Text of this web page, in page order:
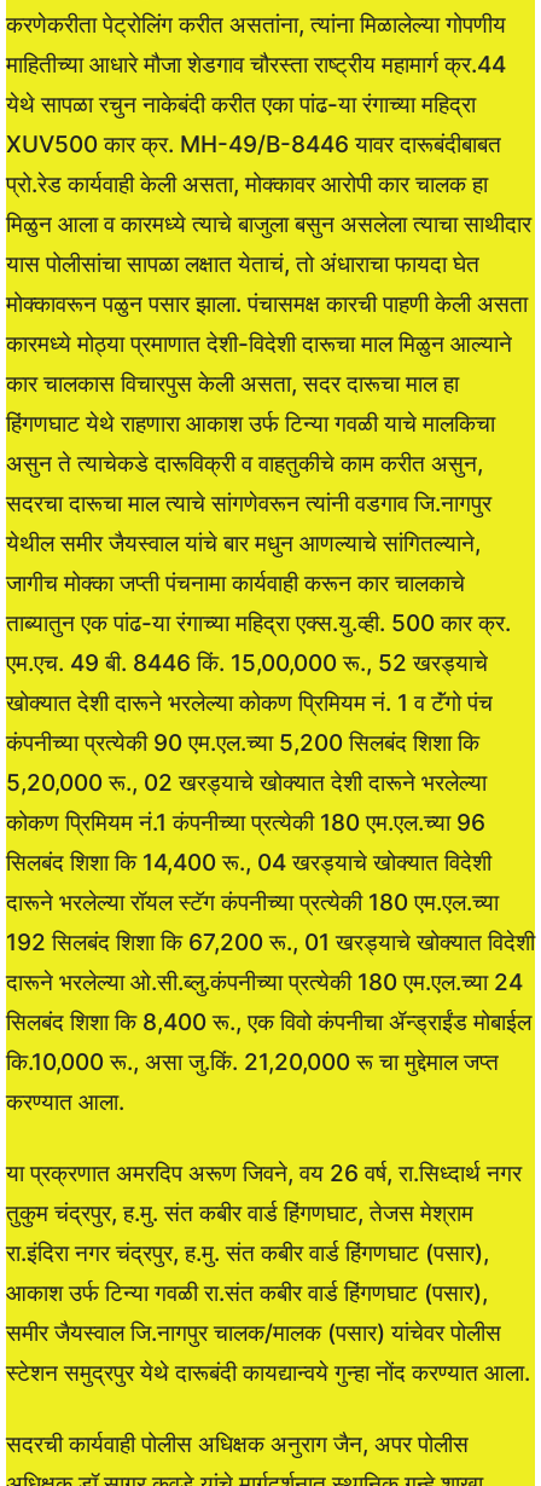
करणेकरीता पेट्रोलिंग करीत असतांना, त्यांना मिळालेल्या गोपणीय
माहितीच्या आधारे मौजा शेडगाव चौरस्ता राष्ट्रीय महामार्ग क्र.44
येथे सापळा रचुन नाकेबंदी करीत एका पांढ-या रंगाच्या महिद्रा
XUV500 कार क्र. MH-49/B-8446 यावर दारूबंदीबाबत
प्रो.रेड कार्यवाही केली असता, मोक्कावर आरोपी कार चालक हा
मिळुन आला व कारमध्ये त्याचे बाजुला बसुन असलेला त्याचा साथीदार
यास पोलीसांचा सापळा लक्षात येताचं, तो अंधाराचा फायदा घेत
मोक्कावरून पळुन पसार झाला. पंचासमक्ष कारची पाहणी केली असता
कारमध्ये मोठ्या प्रमाणात देशी-विदेशी दारूचा माल मिळुन आल्याने
कार चालकास विचारपुस केली असता, सदर दारूचा माल हा
हिंगणघाट येथे राहणारा आकाश उर्फ टिन्या गवळी याचे मालकिचा
असुन ते त्याचेकडे दारूविक्री व वाहतुकीचे काम करीत असुन,
सदरचा दारूचा माल त्याचे सांगणेवरून त्यांनी वडगाव जि.नागपुर
येथील समीर जैयस्वाल यांचे बार मधुन आणल्याचे सांगितल्याने,
जागीच मोक्का जप्ती पंचनामा कार्यवाही करून कार चालकाचे
ताब्यातुन एक पांढ-या रंगाच्या महिद्रा एक्स.यु.व्ही. 500 कार क्र.
एम.एच. 49 बी. 8446 किं. 15,00,000 रू., 52 खरड्याचे
खोक्यात देशी दारूने भरलेल्या कोकण प्रिमियम नं. 1 व टॅंगो पंच
कंपनीच्या प्रत्येकी 90 एम.एल.च्या 5,200 सिलबंद शिशा कि
5,20,000 रू., 02 खरड्याचे खोक्यात देशी दारूने भरलेल्या
कोकण प्रिमियम नं.1 कंपनीच्या प्रत्येकी 180 एम.एल.च्या 96
सिलबंद शिशा कि 14,400 रू., 04 खरड्याचे खोक्यात विदेशी
दारूने भरलेल्या रॉयल स्टॅग कंपनीच्या प्रत्येकी 180 एम.एल.च्या
192 सिलबंद शिशा कि 67,200 रू., 01 खरड्याचे खोक्यात विदेशी
दारूने भरलेल्या ओ.सी.ब्लु.कंपनीच्या प्रत्येकी 180 एम.एल.च्या 24
सिलबंद शिशा कि 8,400 रू., एक विवो कंपनीचा ॲन्ड्राईंड मोबाईल
कि.10,000 रू., असा जु.किं. 21,20,000 रू चा मुद्देमाल जप्त
करण्यात आला.
या प्रक्रणात अमरदिप अरूण जिवने, वय 26 वर्ष, रा.सिध्दार्थ नगर
तुकुम चंद्रपुर, ह.मु. संत कबीर वार्ड हिंगणघाट, तेजस मेश्राम
रा.इंदिरा नगर चंद्रपुर, ह.मु. संत कबीर वार्ड हिंगणघाट (पसार),
आकाश उर्फ टिन्या गवळी रा.संत कबीर वार्ड हिंगणघाट (पसार),
समीर जैयस्वाल जि.नागपुर चालक/मालक (पसार) यांचेवर पोलीस
स्टेशन समुद्रपुर येथे दारूबंदी कायद्यान्वये गुन्हा नोंद करण्यात आला.
सदरची कार्यवाही पोलीस अधिक्षक अनुराग जैन, अपर पोलीस